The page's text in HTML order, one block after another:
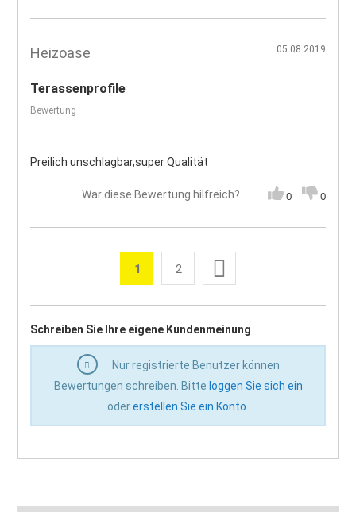
Heizoase 05.08.2019
Terassenprofile
Bewertung
Preilich unschlagbar,super Qualität
War diese Bewertung hilfreich? 0 0
Seite
Sie lesen gerade die Seite
1 Seite
2
Schreiben Sie Ihre eigene Kundenmeinung
Nur registrierte Benutzer können
Bewertungen schreiben. Bitte loggen Sie sich ein
odererstellen Sie ein Konto